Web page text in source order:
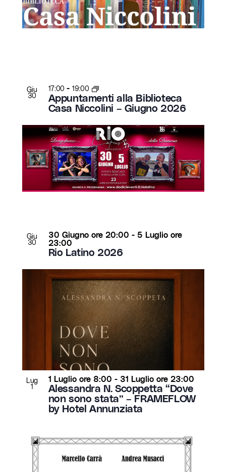
Giu
30
Appuntamenti alla Biblioteca
Casa Niccolini – Giugno 2026
17:00 - 19:00
Giu
30
Rio Latino 2026
30 Giugno ore 20:00 - 5 Luglio ore
23:00
Lug
1
Alessandra N. Scoppetta “Dove
non sono stata” – FRAMEFLOW
by Hotel Annunziata
1 Luglio ore 8:00 - 31 Luglio ore 23:00